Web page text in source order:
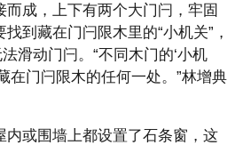
成，上下有两个大门闩，牢固
到藏在门闩限木里的“小机关”，
滑动门闩。“不同木门的‘小机
在门闩限木的任何一处。”林增典
内或围墙上都设置了石条窗，这